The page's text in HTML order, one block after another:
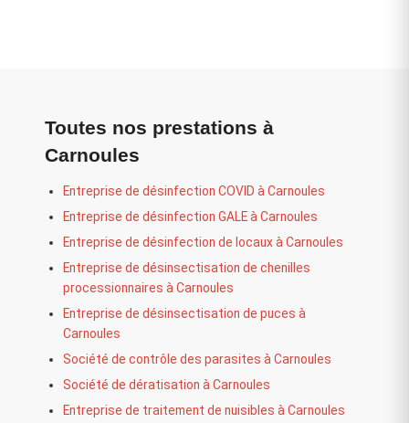
Toutes nos prestations à
Carnoules
Entreprise de désinfection COVID à Carnoules
Entreprise de désinfection GALE à Carnoules
Entreprise de désinfection de locaux à Carnoules
Entreprise de désinsectisation de chenilles
processionnaires à Carnoules
Entreprise de désinsectisation de puces à
Carnoules
Société de contrôle des parasites à Carnoules
Société de dératisation à Carnoules
Entreprise de traitement de nuisibles à Carnoules